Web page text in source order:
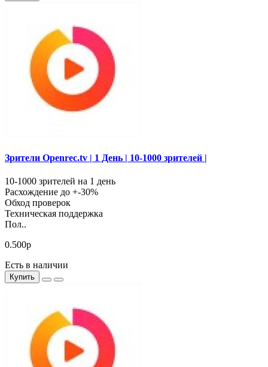
Зрители Openrec.tv | 1 День | 10-1000 зрителей |
10-1000 зрителей на 1 день
Расхождение до +-30%
Обход проверок
Техническая поддержка
Пол..
0.500р
Есть в наличии
Купить